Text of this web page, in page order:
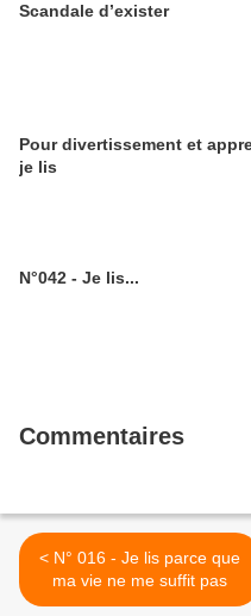
Scandale d’exister
Pour divertissement et
je lis
N°042 - Je lis...
Commentaires
< N° 016 - Je lis parce que
ma vie ne me suffit pas